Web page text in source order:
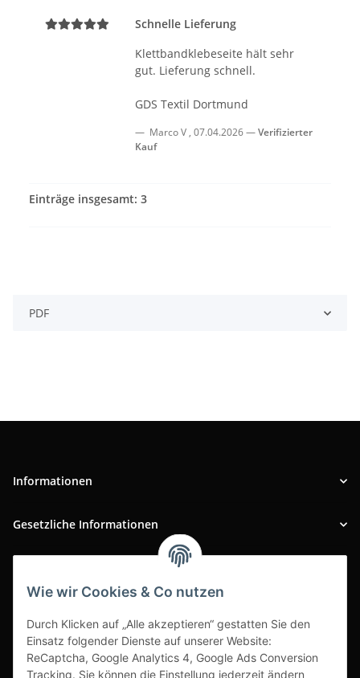
Wie wir Cookies & Co nutzen
Durch Klicken auf „Alle akzeptieren“ gestatten Sie den
Einsatz folgender Dienste auf unserer Website:
ReCaptcha, Google Analytics 4, Google Ads Conversion
Tracking. Sie können die Einstellung jederzeit ändern
Schnelle Lieferung
Klettbandklebeseite hält sehr
gut. Lieferung schnell.
GDS Textil Dortmund
Marco V , 07.04.2026
Verifizierter
Kauf
Einträge insgesamt: 3
PDF
Informationen
Gesetzliche Informationen